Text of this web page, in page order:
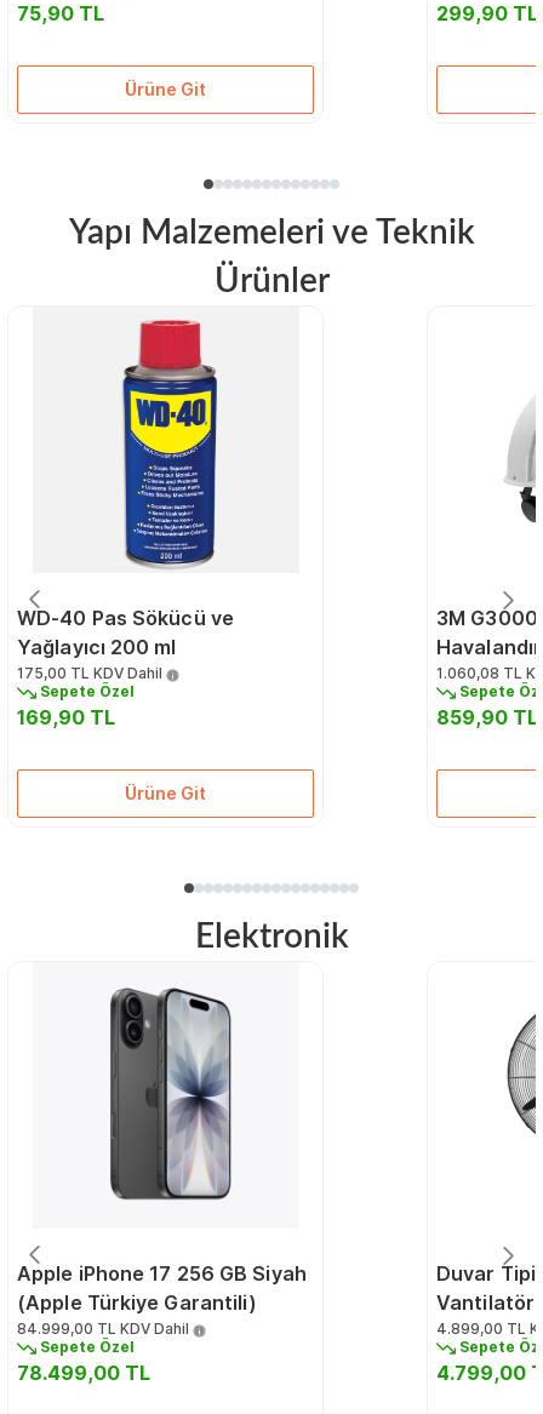
75,90 TL
Ürüne Git
299,90 TL
Yapı Malzemeleri ve Teknik
Ürünler
WD-40 Pas Sökücü ve
Yağlayıcı 200 ml
175,00 TL KDV Dahil
Sepete Özel
169,90 TL
Ürüne Git
3M G3000
1.060,08 TL
Sepete
859,90 TL
Elektronik
Apple iPhone 17 256 GB Siyah
(Apple Türkiye Garantili)
84.999,00 TL KDV Dahil
Sepete Özel
78.499,00 TL
Duvar Tipi
Vantilatör
4.899,00 TL
Sepete
4.799,00